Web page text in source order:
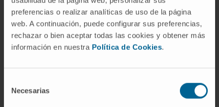
preferencias o realizar analíticas de uso de la página
web. A continuación, puede configurar sus preferencias,
rechazar o bien aceptar todas las cookies y obtener más
información en nuestra Política de Cookies.
Necesarias
¿Necesita más información?
Si quiere conocer más nuestra investigación,
contacte con Cima Universidad de Navarra